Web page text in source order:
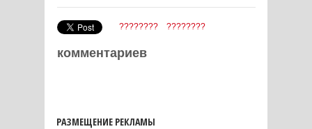
???????? ????????
комментариев
РАЗМЕЩЕНИЕ РЕКЛАМЫ